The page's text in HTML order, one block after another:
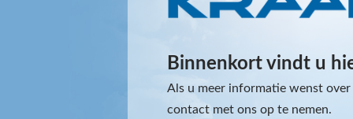
Binnenkort vindt u
Als u meer informatie wenst
contact met ons op te nemen.